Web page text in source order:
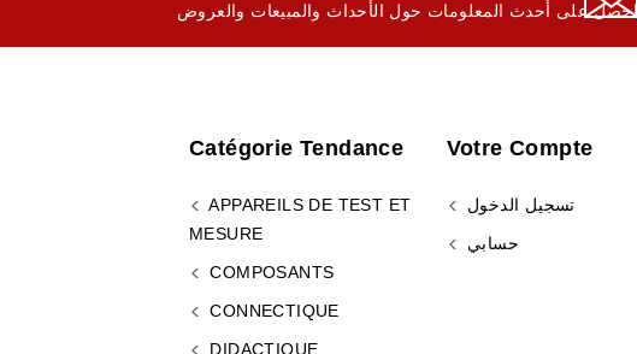
احصل على أحدث المعلومات حول الأحداث والمبيعات والعروض
Votre Compte
تسجيل الدخول
حسابي
Catégorie Tendance
APPAREILS DE TEST ET
MESURE
COMPOSANTS
CONNECTIQUE
DIDACTIQUE